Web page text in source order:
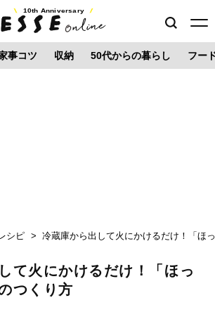
10th Anniversary
事コツ 収納 50代からの暮らし フー
シピ 冷蔵庫から出して火にかけるだけ！「ほ
て火にかけるだけ！「ほっ
つくり方